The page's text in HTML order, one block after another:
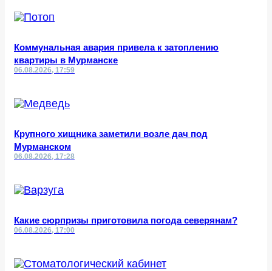
Коммунальная авария привела к затоплению
квартиры в Мурманске
06.08.2026, 17:59
Крупного хищника заметили возле дач под
Мурманском
06.08.2026, 17:28
Какие сюрпризы приготовила погода северянам?
06.08.2026, 17:00